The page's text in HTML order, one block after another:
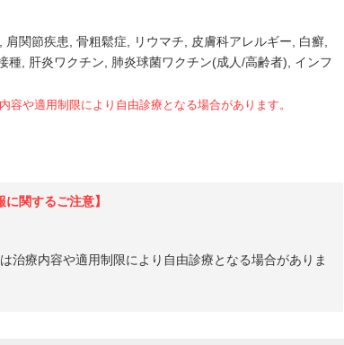
肩関節疾患 骨粗鬆症 リウマチ 皮膚科アレルギー
白癬
種 肝炎ワクチン 肺炎球菌ワクチン(成人/高齢者)
インフ
や適用制限により自由診療となる場合があります。
に関するご注意】
治療内容や適用制限により自由診療となる場合がありま